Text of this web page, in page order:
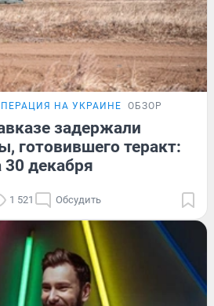
НА УКРАИНЕ ОБЗОР
задержали
готовившего теракт:
декабря
1 521 Обсудить